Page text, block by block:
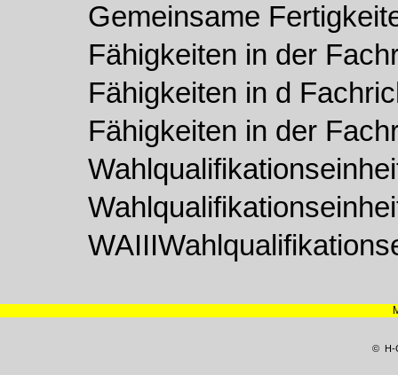
Gemeinsame
Fähigkeiten in der
Fähigkeiten in d
Fähigkeiten in der
© H-